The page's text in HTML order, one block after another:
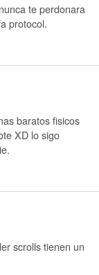
te perdonara
protocol.
baratos fisicos
XD lo sigo
scrolls tienen un